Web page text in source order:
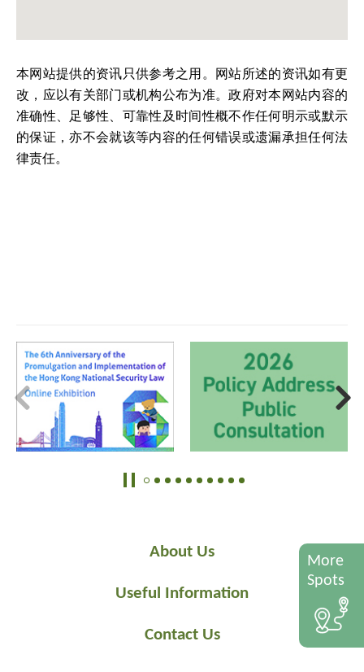
本网站提供的资讯只供参考之用。网站所述的资讯如有更
改，应以有关部门或机构公布为准。政府对本网站内容的
准确性、足够性、可靠性及时间性概不作任何明示或默示
的保证，亦不会就该等内容的任何错误或遗漏承担任何法
律责任。
About Us
Useful Information
Contact Us
More
Spots